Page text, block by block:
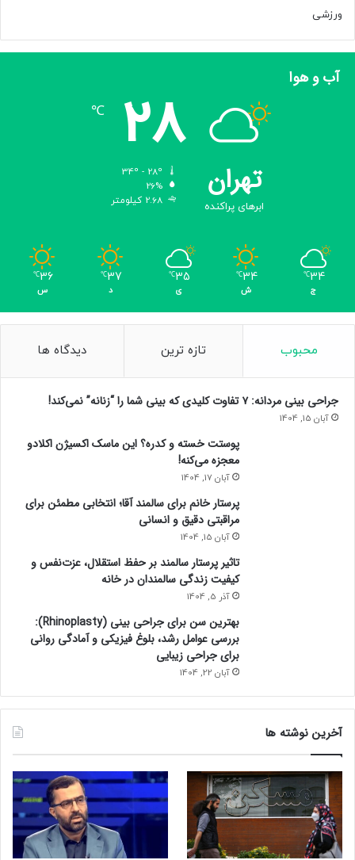
ا
ه
ر
ئ
ن
ت
د
ورزشی
آب و هوا
تهران
ابرهای پراکنده
28
℃
26%
2.68 کیلومتر
34
℃
ج
34
℃
ش
35
℃
ی
37
℃
د
36
℃
س
محبوب تازه ترین دیدگاه ها
جراحی بینی مردانه: ۷ تفاوت کلیدی که بینی شما را “زنانه” نمی‌کند!
آبان 15, 1404
پوستت خسته و کدره؟ این ماسک اکسیژن اکلادو
معجزه می‌کنه!
آبان 17, 1404
پرستار خانم برای سالمند آقا؛ انتخابی مطمئن برای
مراقبتی دقیق و انسانی
آبان 15, 1404
تاثیر پرستار سالمند بر حفظ استقلال، عزت‌نفس و
کیفیت زندگی سالمندان در خانه
آذر 5, 1404
بهترین سن برای جراحی بینی (Rhinoplasty):
بررسی عوامل رشد، بلوغ فیزیکی و آمادگی روانی
برای جراحی زیبایی
آبان 22, 1404
آخرین نوشته ها